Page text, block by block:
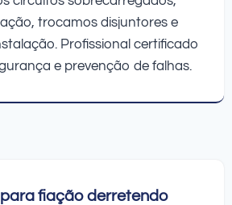
trocamos disjuntores e
Profissional certificado
e prevenção de falhas.
fiação derretendo